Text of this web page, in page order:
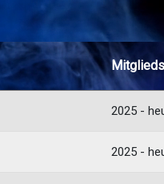
2025 -
2025 -